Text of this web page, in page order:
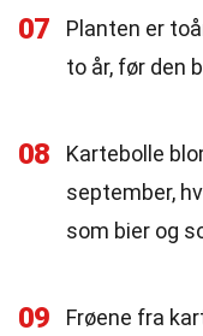
07
Planten er
to år, før den
08
Kartebolle
september,
som bier og
09
Frøene fra